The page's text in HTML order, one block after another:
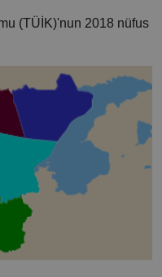
(TÜİK)'nun 2018 nüfus